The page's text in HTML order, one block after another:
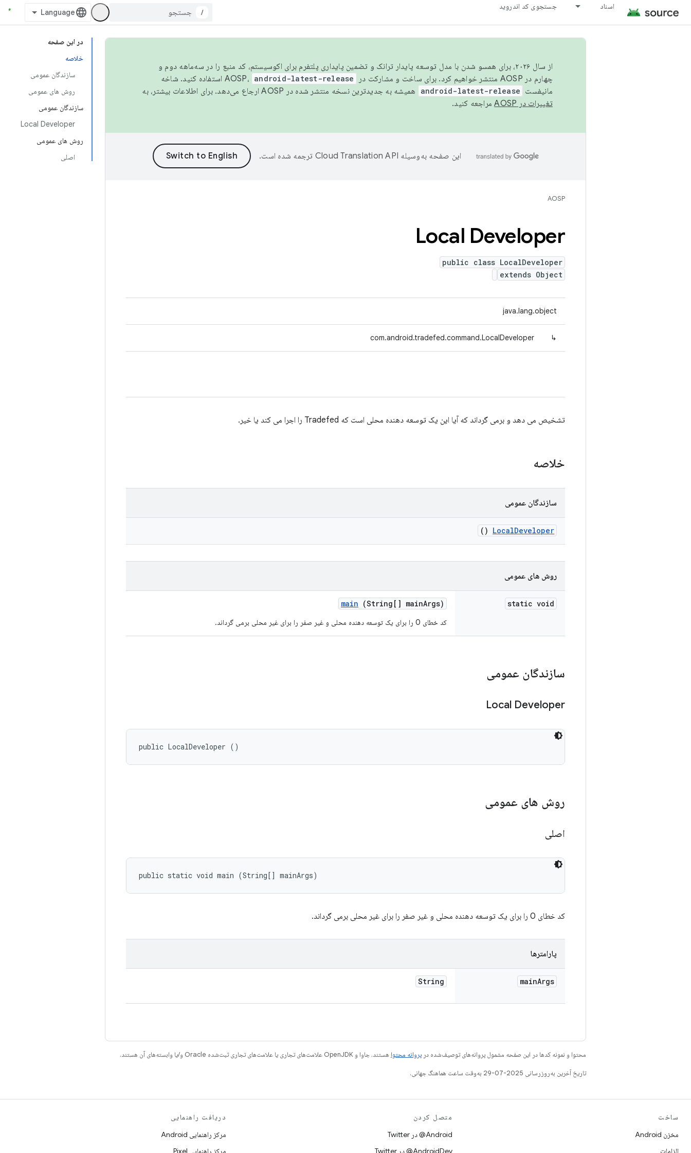
اسناد جستجوی کد اندروید
/
در این صفحه
خلاصه
سازندگان عمومی
روش های عمومی
سازندگان عمومی
Local Developer
روش های عمومی
اصلی
از سال ۲۰۲۶، برای همسو شدن با مدل توسعه پایدار ترانک و تضمین پایداری پلتفرم برای اکوسیستم، کد منبع را در سه‌ماهه دوم و
چهارم در AOSP منتشر خواهیم کرد. برای ساخت و مشارکت در AOSP،
android-latest-release
استفاده کنید. شاخه
مانیفست android-latest-release
همیشه به جدیدترین نسخه منتشر شده در AOSP ارجاع می‌دهد. برای اطلاعات بیشتر، به
تغییرات در AOSP
مراجعه کنید.
این صفحه به‌وسیله ترجمه شده است.
AOSP
Local Developer
public class LocalDeveloper
extends Object
java.lang.object
↳
com.android.tradefed.command.LocalDeveloper
تشخیص می دهد و برمی گرداند که آیا این یک توسعه دهنده محلی است که Tradefed را اجرا می کند یا خیر.
خلاصه
سازندگان عمومی
LocalDeveloper
()
روش های عمومی
static void
main (String[] mainArgs)
کد خطای 0 را برای یک توسعه دهنده محلی و غیر صفر را برای غیر محلی برمی گرداند.
سازندگان عمومی
Local Developer
public LocalDeveloper ()
روش های عمومی
اصلی
public static void main (String[] mainArgs)
کد خطای 0 را برای یک توسعه دهنده محلی و غیر صفر را برای غیر محلی برمی گرداند.
پارامترها
mainArgs
String
محتوا و نمونه کدها در این صفحه مشمول پروانه‌های توصیف‌شده در پروانه محتوا هستند. جاوا و OpenJDK علامت‌های تجاری یا علامت‌های تجاری ثبت‌شده Oracle و/یا وابسته‌های آن هستند.
تاریخ آخرین به‌روزرسانی 2025-07-29 به‌وقت ساعت هماهنگ جهانی.
ساخت
مخزن Android
الزامات
متصل کردن
Android@ در Twitter
AndroidDev@ در Twitter
دریافت راهنمایی
مرکز راهنمایی Android
مرکز راهنمایی Pixel